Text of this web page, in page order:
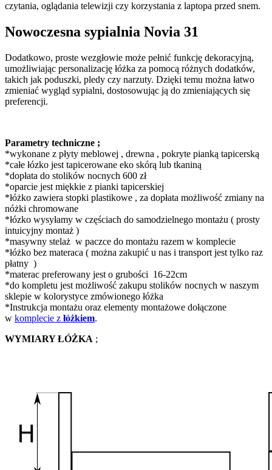
czytania, oglądania telewizji czy korzystania z laptopa przed snem.
Nowoczesna sypialnia Novia 31
Dodatkowo, proste wezgłowie może pełnić funkcję dekoracyjną,
umożliwiając personalizację łóżka za pomocą różnych dodatków,
takich jak poduszki, pledy czy narzuty. Dzięki temu można łatwo
zmieniać wygląd sypialni, dostosowując ją do zmieniających się
preferencji.
Parametry techniczne ;
*wykonane z płyty meblowej , drewna , pokryte pianką tapicerską
*całe łózko jest tapicerowane eko skórą lub tkaniną
*dopłata do stolików nocnych 600 zł
*oparcie jest miękkie z pianki tapicerskiej
*łóżko zawiera stopki plastikowe , za dopłata możliwość zmiany na
nóżki chromowane
*łózko wysyłamy w częściach do samodzielnego montażu ( prosty
intuicyjny montaż )
*masywny stelaż w paczce do montażu razem w komplecie
*łóżko bez materaca ( można zakupić u nas i transport jest tylko raz
płatny )
*materac preferowany jest o grubości 16-22cm
*do kompletu jest możliwość zakupu stolików nocnych w naszym
sklepie w kolorystyce zmówionego łóżka
*Instrukcja montażu oraz elementy montażowe dołączone
w komplecie z łóżkiem.
WYMIARY ŁÓŻKA ;